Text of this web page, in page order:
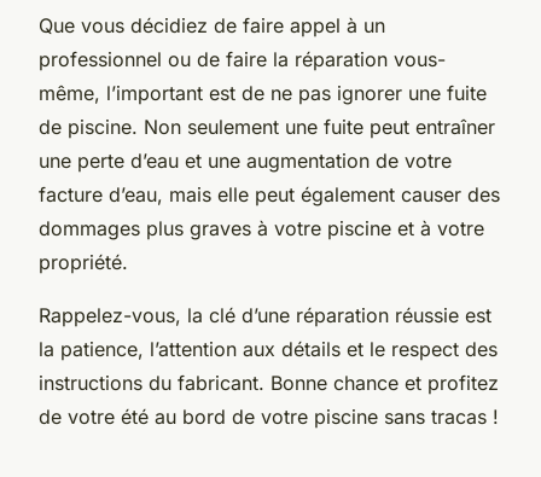
Que vous décidiez de faire appel à un
professionnel ou de faire la réparation vous-
même, l’important est de ne pas ignorer une fuite
de piscine. Non seulement une fuite peut entraîner
une perte d’eau et une augmentation de votre
facture d’eau, mais elle peut également causer des
dommages plus graves à votre piscine et à votre
propriété.
Rappelez-vous, la clé d’une réparation réussie est
la patience, l’attention aux détails et le respect des
instructions du fabricant. Bonne chance et profitez
de votre été au bord de votre piscine sans tracas !